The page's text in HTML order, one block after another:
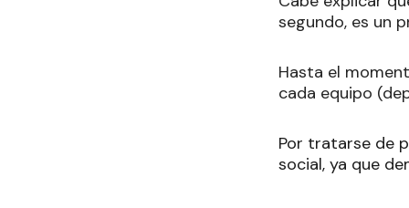
segundo, es un
Hasta el
cada equipo
Por tratarse de
social, ya que